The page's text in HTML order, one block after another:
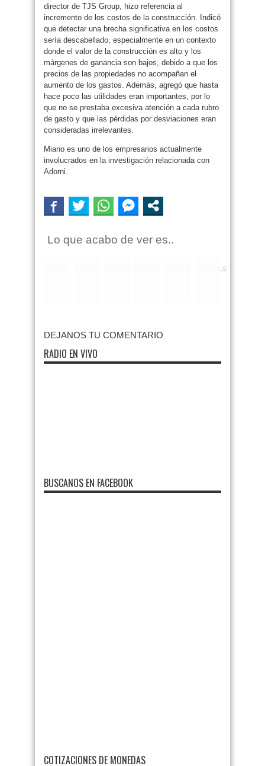
director de TJS Group, hizo referencia al
incremento de los costos de la construcción. Indicó
que detectar una brecha significativa en los costos
sería descabellado, especialmente en un contexto
donde el valor de la construcción es alto y los
márgenes de ganancia son bajos, debido a que los
precios de las propiedades no acompañan el
aumento de los gastos. Además, agregó que hasta
hace poco las utilidades eran importantes, por lo
que no se prestaba excesiva atención a cada rubro
de gasto y que las pérdidas por desviaciones eran
consideradas irrelevantes.
Miano es uno de los empresarios actualmente
involucrados en la investigación relacionada con
Adorni.
Lo que acabo de ver es..
INCREIBLE
DEJANOS TU COMENTARIO
RADIO EN VIVO
BUSCANOS EN FACEBOOK
COTIZACIONES DE MONEDAS